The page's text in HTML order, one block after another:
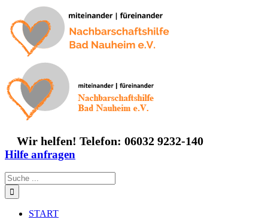
Inhalt
springen
Wir helfen! Telefon: 06032 9232-140
Hilfe anfragen
Suche
nach:
START